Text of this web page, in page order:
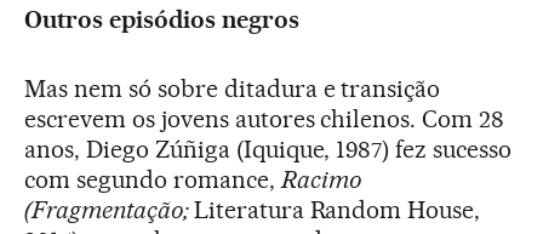
Outros episódios negros
Mas nem só sobre ditadura e transição
escrevem os jovens autores chilenos. Com 28
anos, Diego Zúñiga (Iquique, 1987) fez sucesso
com segundo romance,Racimo
(Fragmentação;Literatura Random House,